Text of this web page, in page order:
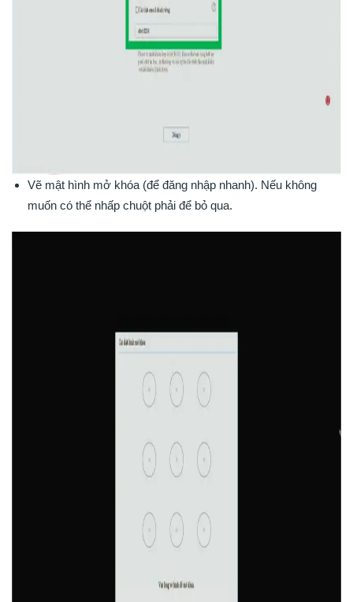
Vẽ mật hình mở khóa (để đăng nhập nhanh). Nếu không
muốn có thể nhấp chuột phải để bỏ qua.